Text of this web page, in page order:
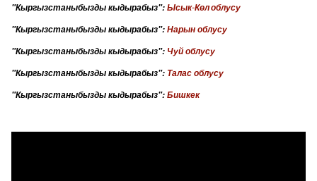
"Кыргызстаныбызды кыдырабыз": Ысык-Көл облусу
"Кыргызстаныбызды кыдырабыз":Нарын облусу
"Кыргызстаныбызды кыдырабыз": Чуй облусу
"Кыргызстаныбызды кыдырабыз": Талас облусу
"Кыргызстаныбызды кыдырабыз":Бишкек